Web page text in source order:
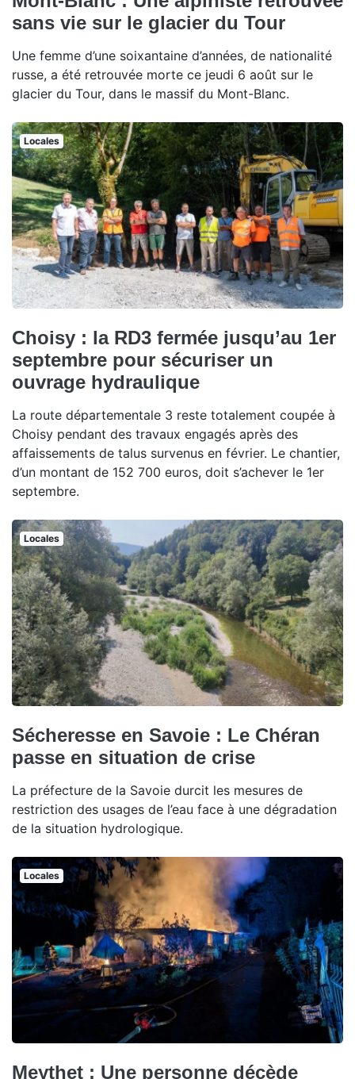
sans vie sur le glacier du Tour
Une femme d’une soixantaine d’années, de nationalité
russe, a été retrouvée morte ce jeudi 6 août sur le
glacier du Tour, dans le massif du Mont-Blanc.
Locales
Choisy : la RD3 fermée jusqu’au 1er
septembre pour sécuriser un
ouvrage hydraulique
La route départementale 3 reste totalement coupée à
Choisy pendant des travaux engagés après des
affaissements de talus survenus en février. Le chantier,
d’un montant de 152 700 euros, doit s’achever le 1er
septembre.
Locales
Sécheresse en Savoie : Le Chéran
passe en situation de crise
La préfecture de la Savoie durcit les mesures de
restriction des usages de l’eau face à une dégradation
de la situation hydrologique.
Locales
Meythet : Une personne décède